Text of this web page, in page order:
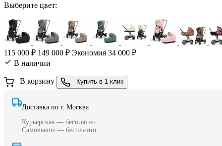
Выберите цвет:
115 000 ₽ 149 000 ₽ Экономия 34 000 ₽
В наличии
В корзину Купить в 1 клик
Доставка по г. Москва
Курьерская — бесплатно
Самовывоз — бесплатно